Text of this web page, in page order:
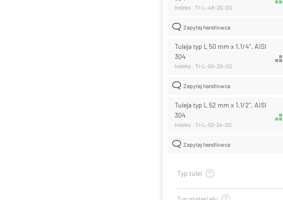
Indeks : TI-L-48-20-SS
Zapytaj handlowca
Tuleja typ L 50 mm x 1.1/4", AISI
304
Indeks : TI-L-50-20-SS
Zapytaj handlowca
Tuleja typ L 52 mm x 1.1/2", AISI
304
Indeks : TI-L-52-24-SS
Zapytaj handlowca
Typ tulei